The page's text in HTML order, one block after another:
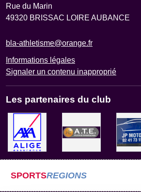
Rue du Marin
49320 BRISSAC LOIRE AUBANCE
bla-athletisme@orange.fr
Informations légales
Signaler un contenu inapproprié
Les partenaires du club
SPORTSREGIONS